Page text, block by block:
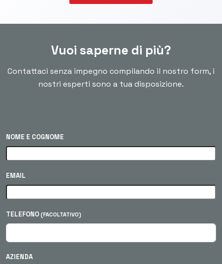
Vuoi saperne di più?
Contattaci senza impegno compilando il nostro form, i
nostri esperti sono a tua disposizione.
NOME E COGNOME
EMAIL
TELEFONO (FACOLTATIVO)
AZIENDA